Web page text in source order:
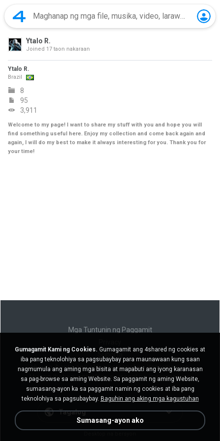
Ytalo R.
Joined 17 taon nakaraan
Ytalo R.
Brazil
8
95
3,911
Welcome to my page! I want to share my stuff with you and hope you will
find something useful here. Enjoy my collection and come back again and
again, I will do my best to make it always interesting for you. Thank you for
your time!
Mga Tuntunin ng Paggamit
Suporta
Huwag ibenta ang aking personal na impormasyon
Huwag ibahagi ang aking personal na impormasyon
Tagalog
Gumagamit Kami ng Cookies. Gumagamit ang 4shared ng cookies at
iba pang teknolohiya sa pagsubaybay para maunawaan kung saan
nagmumula ang aming mga bisita at mapabuti ang iyong karanasan
sa pag-browse sa aming Website. Sa paggamit ng aming Website,
sumasang-ayon ka sa paggamit namin ng cookies at iba pang
teknolohiya sa pagsubaybay. Baguhin ang aking mga kagustuhan
Sumasang-ayon ako